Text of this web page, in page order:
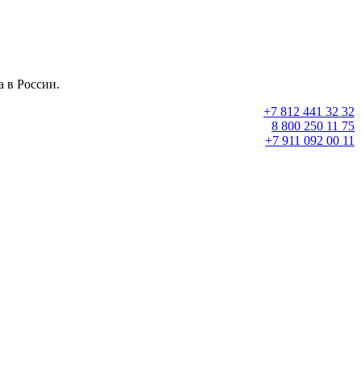
в России.
+7 812 441 32 32
8 800 250 11 75
+7 911 092 00 11